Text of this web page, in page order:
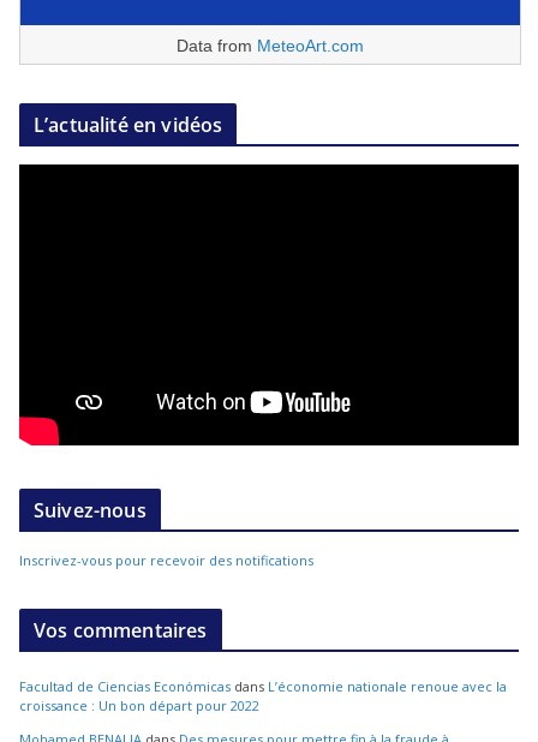
Data from MeteoArt.com
L’actualité en vidéos
Suivez-nous
Inscrivez-vous pour recevoir des notifications
Vos commentaires
Facultad de Ciencias Económicas dans L’économie nationale renoue avec la
croissance : Un bon départ pour 2022